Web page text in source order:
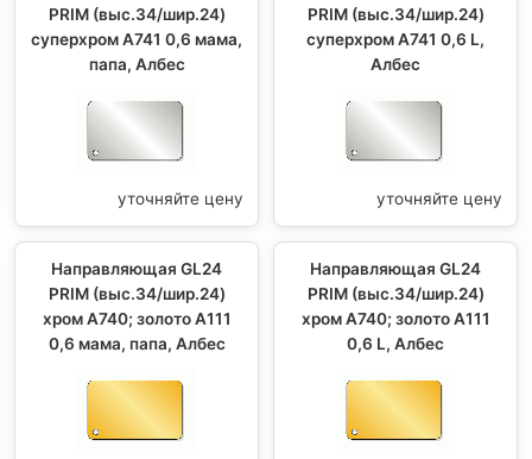
PRIM (выс.34/шир.24)
суперхром А741 0,6 мама,
папа, Албес
уточняйте цену
PRIM (выс.34/шир.24)
суперхром А741 0,6 L,
Албес
уточняйте цену
Направляющая GL24
PRIM (выс.34/шир.24)
хром А740; золото А111
0,6 мама, папа, Албес
Направляющая GL24
PRIM (выс.34/шир.24)
хром А740; золото А111
0,6 L, Албес